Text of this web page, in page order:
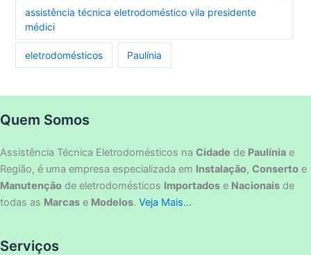
assistência técnica eletrodoméstico vila presidente
médici
eletrodomésticos Paulínia
Quem Somos
Assistência Técnica Eletrodomésticos na Cidade de Paulínia e
Região, é uma empresa especializada em Instalação, Conserto e
Manutenção de eletrodomésticos Importados e Nacionais de
todas as Marcas e Modelos. Veja Mais…
Serviços